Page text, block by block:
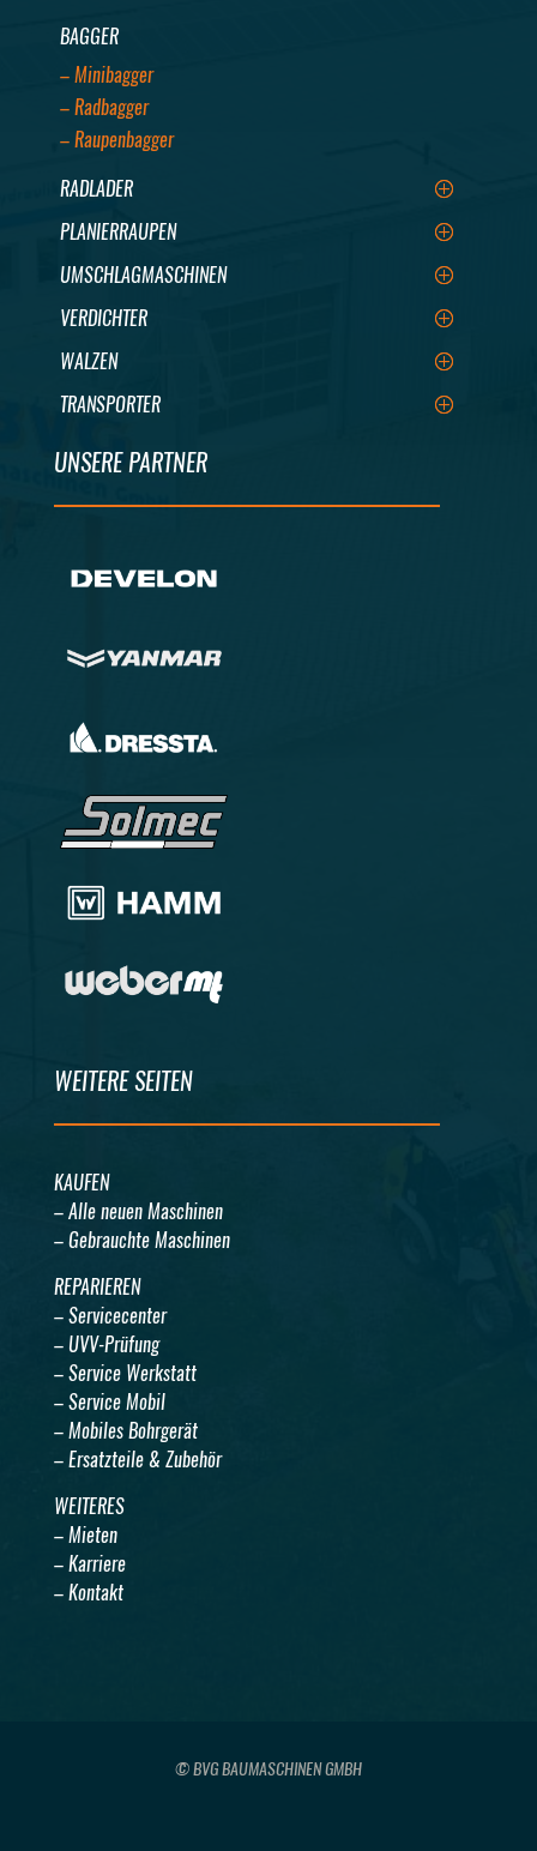
BAGGER
– Minibagger
– Radbagger
– Raupenbagger
RADLADER
PLANIERRAUPEN
UMSCHLAGMASCHINEN
VERDICHTER
WALZEN
TRANSPORTER
UNSERE PARTNER
WEITERE SEITEN
KAUFEN
– Alle neuen Maschinen
– Gebrauchte Maschinen
REPARIEREN
– Servicecenter
– UVV-Prüfung
– Service Werkstatt
– Service Mobil
– Mobiles Bohrgerät
– Ersatzteile & Zubehör
WEITERES
– Mieten
– Karriere
– Kontakt
© BVG BAUMASCHINEN GMBH